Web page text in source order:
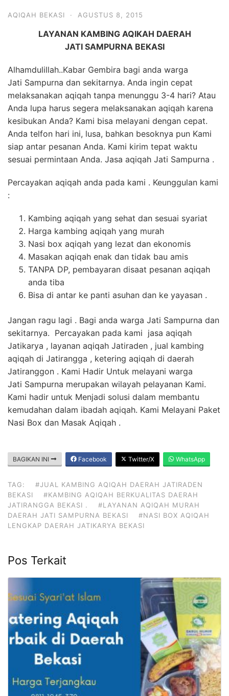
AQIQAH BEKASI · AGUSTUS 8, 2015
LAYANAN KAMBING AQIKAH DAERAH
JATI SAMPURNA BEKASI
Alhamdulillah..Kabar Gembira bagi anda warga
Jati Sampurna dan sekitarnya. Anda ingin cepat
melaksanakan aqiqah tanpa menunggu 3-4 hari? Atau
Anda lupa harus segera melaksanakan aqiqah karena
kesibukan Anda? Kami bisa melayani dengan cepat.
Anda telfon hari ini, lusa, bahkan besoknya pun Kami
siap antar pesanan Anda. Kami kirim tepat waktu
sesuai permintaan Anda. Jasa aqiqah Jati Sampurna .
Percayakan aqiqah anda pada kami . Keunggulan kami
:
Kambing aqiqah yang sehat dan sesuai syariat
Harga kambing aqiqah yang murah
Nasi box aqiqah yang lezat dan ekonomis
Masakan aqiqah enak dan tidak bau amis
TANPA DP, pembayaran disaat pesanan aqiqah
anda tiba
Bisa di antar ke panti asuhan dan ke yayasan .
Jangan ragu lagi . Bagi anda warga Jati Sampurna dan
sekitarnya. Percayakan pada kami jasa aqiqah
Jatikarya , layanan aqiqah Jatiraden , jual kambing
aqiqah di Jatirangga , ketering aqiqah di daerah
Jatiranggon . Kami Hadir Untuk melayani warga
Jati Sampurna merupakan wilayah pelayanan Kami.
Kami hadir untuk Menjadi solusi dalam membantu
kemudahan dalam ibadah aqiqah. Kami Melayani Paket
Nasi Box dan Masak Aqiqah .
BAGIKAN INI Facebook Twitter/X WhatsApp
TAG:
#JUAL KAMBING AQIQAH DAERAH JATIRADEN
BEKASI
#KAMBING AQIQAH BERKUALITAS DAERAH
JATIRANGGA BEKASI .
#LAYANAN AQIQAH MURAH
DAERAH JATI SAMPURNA BEKASI
#NASI BOX AQIQAH
LENGKAP DAERAH JATIKARYA BEKASI
Pos Terkait